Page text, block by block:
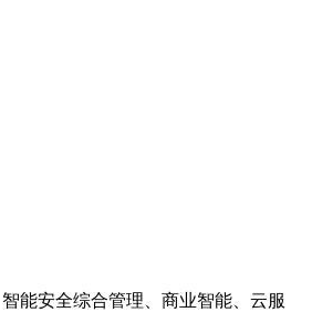
能安全综合管理、商业智能、云服